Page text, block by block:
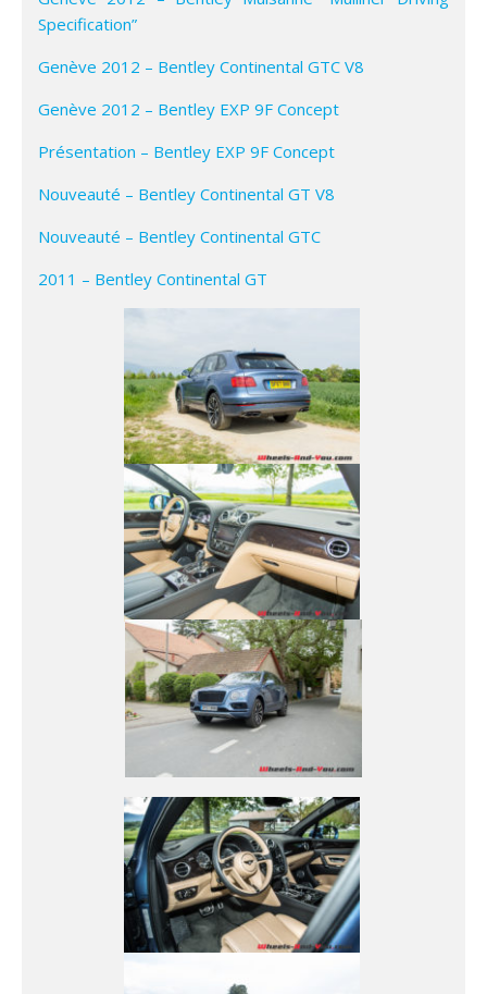
Specification”
Genève 2012 – Bentley Continental GTC V8
Genève 2012 – Bentley EXP 9F Concept
Présentation – Bentley EXP 9F Concept
Nouveauté – Bentley Continental GT V8
Nouveauté – Bentley Continental GTC
2011 – Bentley Continental GT